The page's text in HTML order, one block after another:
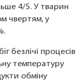
4/5. У тварин
чвертям, у
безлічі процесів
температуру
обміну